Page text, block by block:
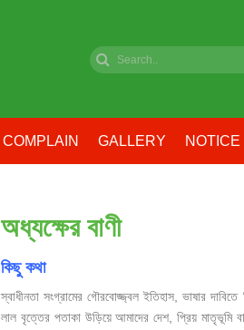
COMPLAIN GALLERY NOTICE
অধ্যক্ষের বাণী
কিছু কথা
স্বাধীনতা সংগ্রামের গৌরবোজ্জ্বল ইতিহাস, ভাষার
লাল বৃত্তের পতাকা উড়িয়ে আমাদের দেশ, প্রিয় মাতৃভূমি